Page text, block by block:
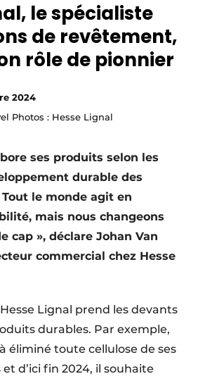
statement
le spécialiste
de revêtement,
rôle de pionnier
2024
Photos : Hesse Lignal
ses produits selon les
durable des
le monde agit en
mais nous changeons
cap », déclare Johan Van
commercial chez Hesse
Lignal prend les devants
durables. Par exemple,
éliminé toute cellulose de ses
d’ici fin 2024, il souhaite